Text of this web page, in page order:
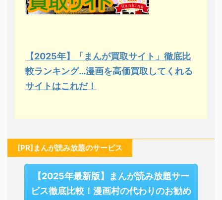
【2025年】「まんが買取サイト」徹底比
較ランキング…漫画を高価買取してくれる
サイトはこれだ！
[PR]まんが読み放題のサービス
【2025年最新版】まんが読み放題サー
ビス徹底比較！漫画村の代わりのお勧め